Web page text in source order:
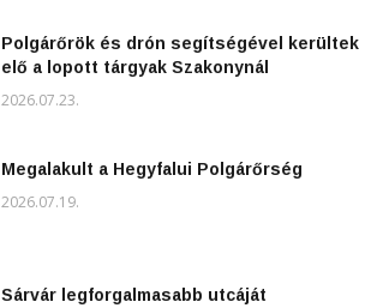
Polgárőrök és drón segítségével kerültek
elő a lopott tárgyak Szakonynál
2026.07.23.
Megalakult a Hegyfalui Polgárőrség
2026.07.19.
Sárvár legforgalmasabb utcáját